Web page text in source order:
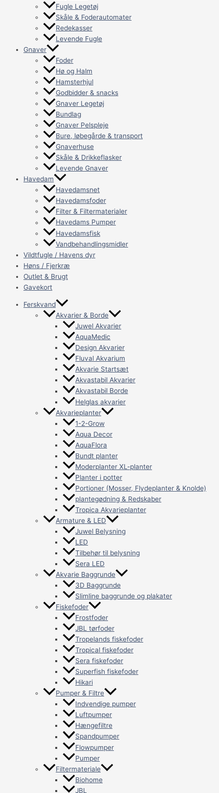
Fugle Legetøj
Skåle & Foderautomater
Redekasser
Levende Fugle
Gnaver
Foder
Hø og Halm
Hamsterhjul
Godbidder & snacks
Gnaver Legetøj
Bundlag
Gnaver Pelspleje
Bure, løbegårde & transport
Gnaverhuse
Skåle & Drikkeflasker
Levende Gnaver
Havedam
Havedamsnet
Havedamsfoder
Filter & Filtermaterialer
Havedams Pumper
Havedamsfisk
Vandbehandlingsmidler
Vildtfugle / Havens dyr
Høns / Fjerkræ
Outlet & Brugt
Gavekort
Ferskvand
Akvarier & Borde
Juwel Akvarier
AquaMedic
Design Akvarier
Fluval Akvarium
Akvarie Startsæt
Akvastabil Akvarier
Akvastabil Borde
Helglas akvarier
Akvarieplanter
1-2-Grow
Aqua Decor
AquaFlora
Bundt planter
Moderplanter XL-planter
Planter i potter
Portioner (Mosser, Flydeplanter & Knolde)
plantegødning & Redskaber
Tropica Akvarieplanter
Armature & LED
Juwel Belysning
LED
Tilbehør til belysning
Sera LED
Akvarie Baggrunde
3D Baggrunde
Slimline baggrunde og plakater
Fiskefoder
Frostfoder
JBL tørfoder
Tropelands fiskefoder
Tropical fiskefoder
Sera fiskefoder
Superfish fiskefoder
Hikari
Pumper & Filtre
Indvendige pumper
Luftpumper
Hængefiltre
Spandpumper
Flowpumper
Pumper
Filtermateriale
Biohome
JBL